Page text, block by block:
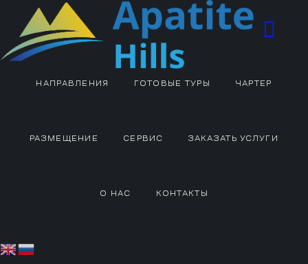
НАПРАВЛЕНИЯ ГОТОВЫЕ ТУРЫ ЧАРТЕР
РАЗМЕЩЕНИЕ СЕРВИС ЗАКАЗАТЬ УСЛУГИ
О НАС КОНТАКТЫ